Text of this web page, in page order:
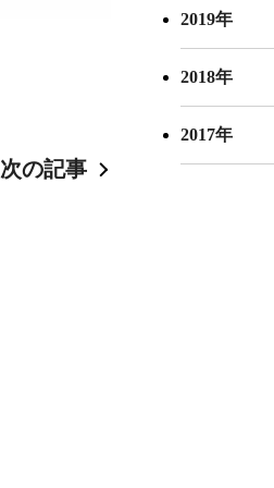
次の記事
2019年
2018年
2017年